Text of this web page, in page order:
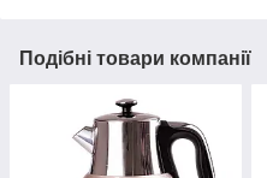
Подібні товари компанії